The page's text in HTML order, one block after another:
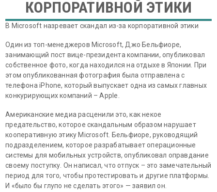
КОРПОРАТИВНОЙ ЭТИКИ
В Microsoft назревает скандал из-за корпоративной этики
Один из топ-менеджеров Microsoft, Джо Бельфиоре,
занимающий пост вице-президента компании, опубликовал
собственное фото, когда находился на отдыхе в Японии. При
этом опубликованная фотография была отправлена с
телефона iPhone, который выпускает одна из самых главных
конкурирующих компаний – Apple.
Американские медиа расценили это, как некое
предательство, которое скандальным образом нарушает
кооперативную этику Microsoft. Бельфиоре, руководящий
подразделением, которое разрабатывает операционные
системы для мобильных устройств, опубликовал оправдание
своему поступку. Он написал, что отпуск – это замечательный
период для того, чтобы протестировать и другие платформы.
И «было бы глупо не сделать этого» — заявил он.